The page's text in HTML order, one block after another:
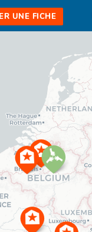
UNE FICHE